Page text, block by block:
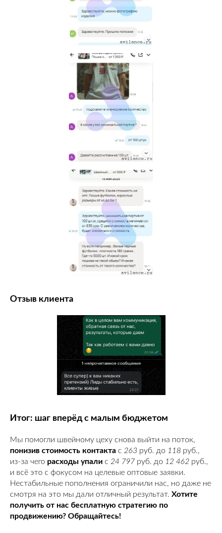
Отзыв клиента
Итог: шаг вперёд с малым бюджетом
Мы помогли швейному цеху снова выйти на поток,
понизив стоимость контакта с 263 руб. до 118 руб.,
из-за чего расходы упали с 24 797 руб. до 12 462 руб.,
и всё это с фокусом на целевые оптовые заявки.
Нестабильные пополнения ограничили нас, но даже не
смотря на это мы дали отличный результат. Хотите
получить от нас бесплатную стратегию по
продвижению? Обращайтесь!